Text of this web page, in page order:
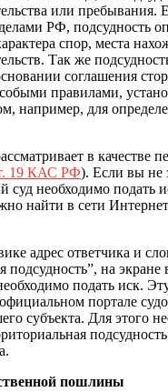
или пребывания.
РФ, подсудность
спор, места
Так же
соглашения
правилами,
например, для
в качестве
19 КАС РФ). Если вы не
суд необходимо подать
найти в сети
адрес ответчика и
подсудность”, на
подать иск.
портале
субъекта. Для этого
пошлины